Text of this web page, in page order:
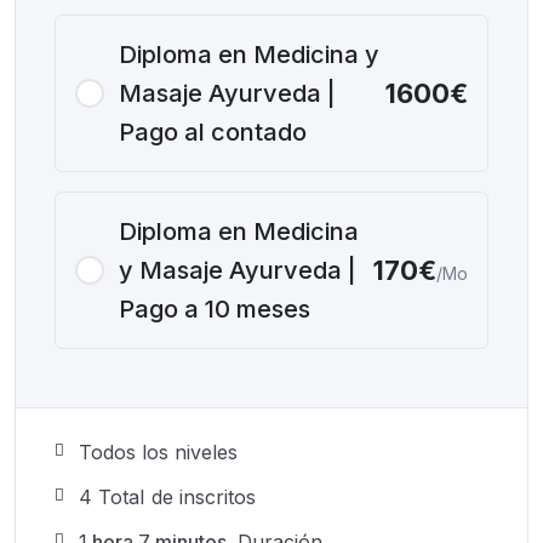
Diploma en Medicina y
Masaje Ayurveda |
Pago al contado
1600€
Diploma en Medicina
y Masaje Ayurveda |
Pago a 10 meses
170€/Mo
Todos los niveles
4 TotaI de inscritos